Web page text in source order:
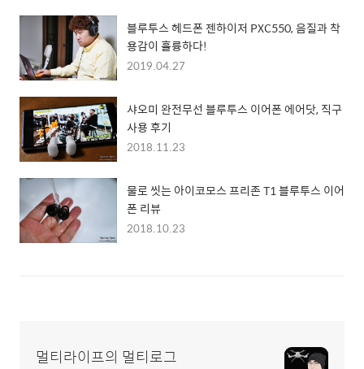
블루투스 헤드폰 젠하이저 PXC550, 음질과 착
용감이 훌륭하다!
2019.04.27
샤오미 완전무선 블루투스 이어폰 에어닷, 직구
사용 후기
2018.11.23
물로 씻는 아이코모스 프리존 T1 블루투스 이어
폰 리뷰
2018.10.23
멀티라이프의 멀티로그